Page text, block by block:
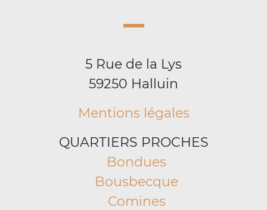
5 Rue de la Lys
59250 Halluin
Mentions légales
QUARTIERS PROCHES
Bondues
Bousbecque
Comines